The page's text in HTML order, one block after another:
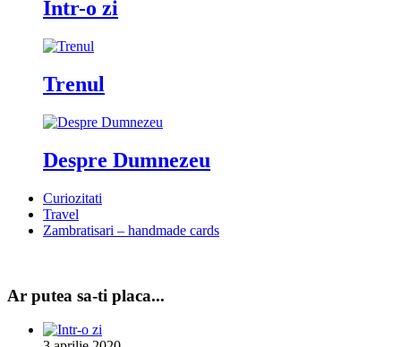
Intr-o zi
Trenul
Despre Dumnezeu
Curiozitati
Travel
Zambratisari – handmade cards
Ar putea sa-ti placa...